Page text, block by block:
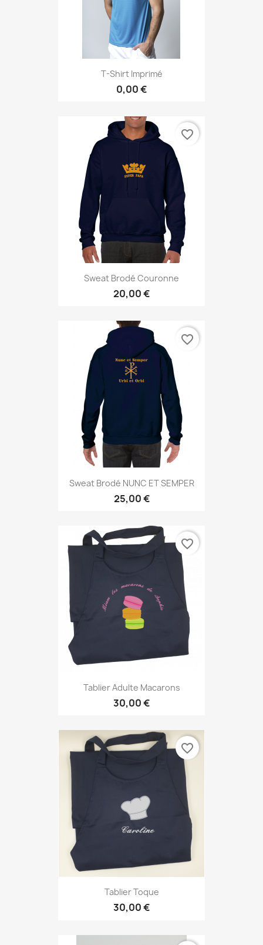
T-Shirt Imprimé
0,00 €
Sweat Brodé Couronne
20,00 €
favorite_border
Sweat Brodé NUNC ET SEMPER
25,00 €
favorite_border
Tablier Adulte Macarons
30,00 €
favorite_border
Tablier Toque
30,00 €
favorite_border